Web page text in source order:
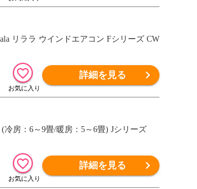
リララ ウインドエアコン Fシリーズ CW
詳細を見る
房：6～9畳/暖房：5～6畳) Jシリーズ
詳細を見る